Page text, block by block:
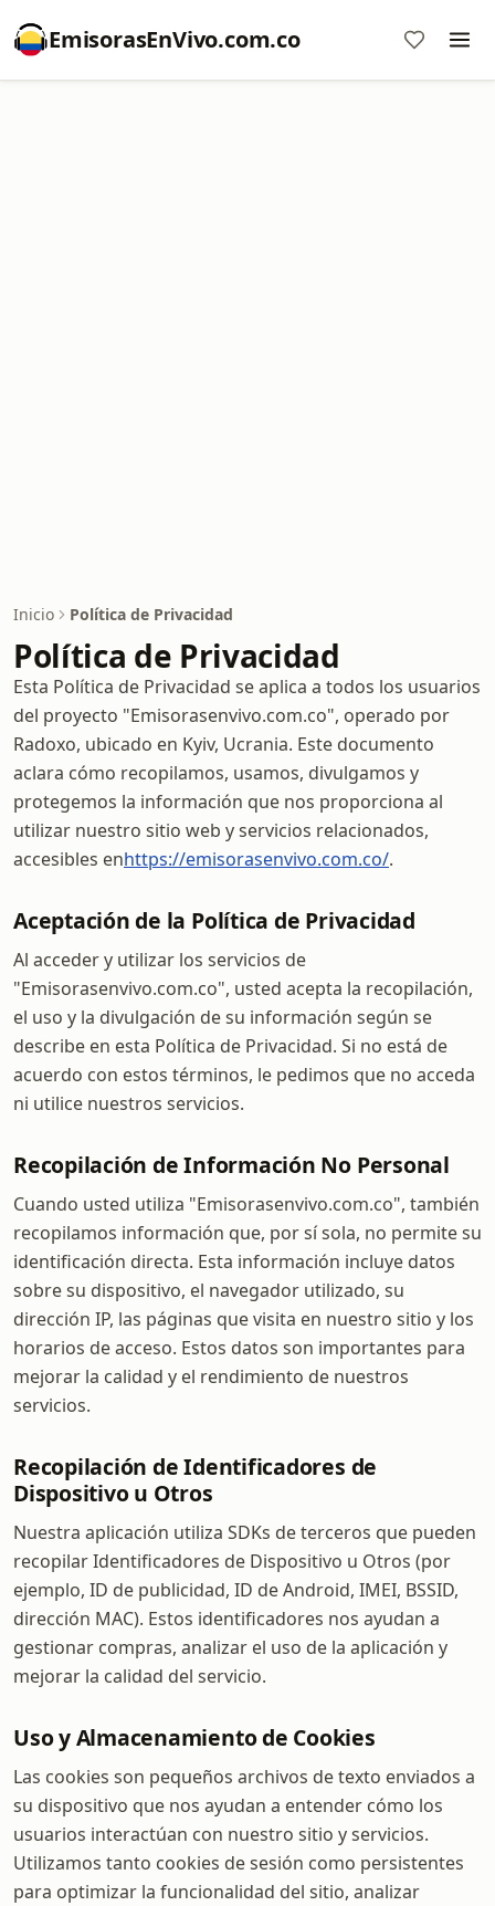
EmisorasEnVivo.com.co
Inicio Política de Privacidad
Política de Privacidad
Esta Política de Privacidad se aplica a todos los usuarios
del proyecto "Emisorasenvivo.com.co", operado por
Radoxo, ubicado en Kyiv, Ucrania. Este documento
aclara cómo recopilamos, usamos, divulgamos y
protegemos la información que nos proporciona al
utilizar nuestro sitio web y servicios relacionados,
accesibles enhttps://emisorasenvivo.com.co/.
Aceptación de la Política de Privacidad
Al acceder y utilizar los servicios de
"Emisorasenvivo.com.co", usted acepta la recopilación,
el uso y la divulgación de su información según se
describe en esta Política de Privacidad. Si no está de
acuerdo con estos términos, le pedimos que no acceda
ni utilice nuestros servicios.
Recopilación de Información No Personal
Cuando usted utiliza "Emisorasenvivo.com.co", también
recopilamos información que, por sí sola, no permite su
identificación directa. Esta información incluye datos
sobre su dispositivo, el navegador utilizado, su
dirección IP, las páginas que visita en nuestro sitio y los
horarios de acceso. Estos datos son importantes para
mejorar la calidad y el rendimiento de nuestros
servicios.
Recopilación de Identificadores de
Dispositivo u Otros
Nuestra aplicación utiliza SDKs de terceros que pueden
recopilar Identificadores de Dispositivo u Otros (por
ejemplo, ID de publicidad, ID de Android, IMEI, BSSID,
dirección MAC). Estos identificadores nos ayudan a
gestionar compras, analizar el uso de la aplicación y
mejorar la calidad del servicio.
Uso y Almacenamiento de Cookies
Las cookies son pequeños archivos de texto enviados a
su dispositivo que nos ayudan a entender cómo los
usuarios interactúan con nuestro sitio y servicios.
Utilizamos tanto cookies de sesión como persistentes
para optimizar la funcionalidad del sitio, analizar